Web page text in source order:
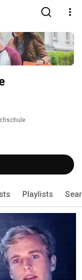
Playlists